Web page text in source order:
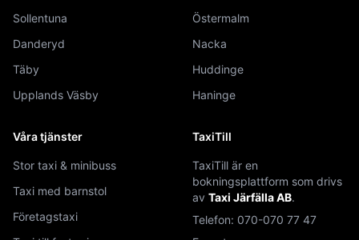
Sollentuna
Danderyd
Täby
Upplands Väsby
Östermalm
Nacka
Huddinge
Haninge
Våra tjänster
Stor taxi & minibuss
Taxi med barnstol
Företagstaxi
TaxiTill
TaxiTill är en
bokningsplattform som drivs
av Taxi Järfälla AB.
Telefon: 070-070 77 47